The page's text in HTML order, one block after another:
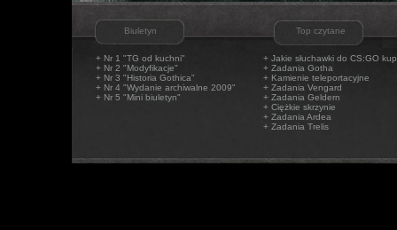
Biuletyn Top czytane
+ Nr 1 "TG od kuchni"
+ Nr 2 "Modyfikacje"
+ Nr 3 "Historia Gothica"
+ Nr 4 "Wydanie archiwalne 2009"
+ Nr 5 "Mini biuletyn"
+ Jakie słuchawki do CS:GO
+ Zadania Gotha
+ Kamienie teleportacyjne
+ Zadania Vengard
+ Zadania Geldern
+ Ciężkie skrzynie
+ Zadania Ardea
+ Zadania Trelis